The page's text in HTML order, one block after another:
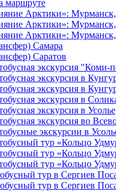
маршруте
Арктики»: Мурманск,
Арктики»: Мурманск,
Арктики»: Мурманск,
Самара
Саратов
экскурсия "Коми-
экскурсия в
экскурсия в
экскурсия в
экскурсия в Усолье
экскурсия во
экскурсии в
тур «Кольцо
тур «Кольцо
тур «Кольцо
тур в Сергиев
тур в Сергиев